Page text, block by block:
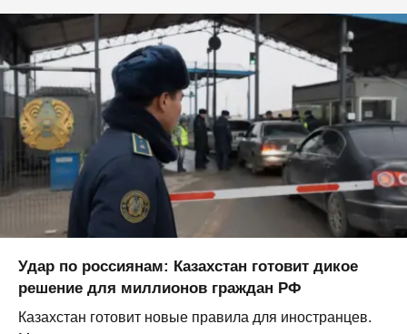
Удар по россиянам: Казахстан готовит дикое
решение для миллионов граждан РФ
Казахстан готовит новые правила для иностранцев.